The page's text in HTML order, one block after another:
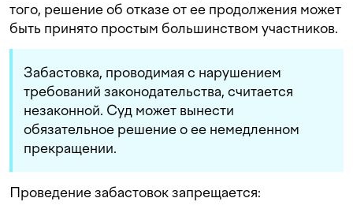
того, решение об отказе от ее продолжения может
быть принято простым большинством участников.
Забастовка, проводимая с нарушением
требований законодательства, считается
незаконной. Суд может вынести
обязательное решение о ее немедленном
прекращении.
Проведение забастовок запрещается: